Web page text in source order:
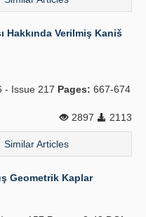
Hakkında Verilmiş Kaniš
- Issue 217 Pages: 667-674
2897
2113
Similar Articles
Geometrik Kaplar